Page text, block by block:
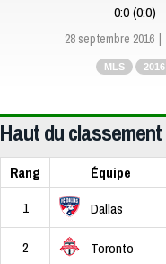
0:0 (0:0)
28 septembre 2016
MLS 2016
Haut du classement
Rang Équipe
1
Dallas
2 Toronto